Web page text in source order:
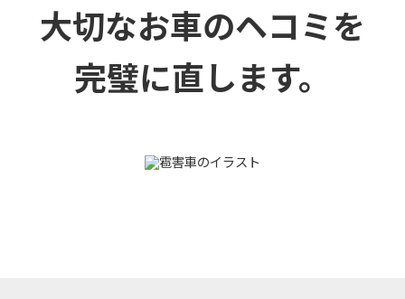
大切なお車のヘコミを
完璧に直します。